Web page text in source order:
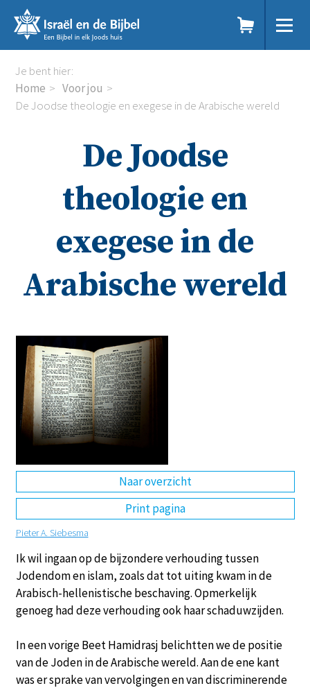
links
naar
de
inhoud
Je bent hier:
Home
Voor jou
De Joodse theologie en exegese in de Arabische wereld
De Joodse
theologie en
exegese in de
Arabische wereld
Naar overzicht
Print pagina
Pieter A. Siebesma
Ik wil ingaan op de bijzondere verhouding tussen
Jodendom en islam, zoals dat tot uiting kwam in de
Arabisch-hellenistische beschaving. Opmerkelijk
genoeg had deze verhouding ook haar schaduwzijden.
In een vorige Beet Hamidrasj belichtten we de positie
van de Joden in de Arabische wereld. Aan de ene kant
was er sprake van vervolgingen en van discriminerende
Doe mee
Voor jou
Podcast
Magazine
Digitale nieuwsbrief
Agenda
Kinderwerk
Jongerenwerk
Het Studiehuis (cursus)
Webshop
Over ons
DE EN